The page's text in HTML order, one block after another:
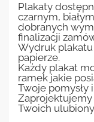
Plakaty
czarnym,
dobranych
finalizacji
Wydruk
papierze.
Każdy plakat
ramek jakie
Twoje pomysły
Zaprojektujemy
Twoich